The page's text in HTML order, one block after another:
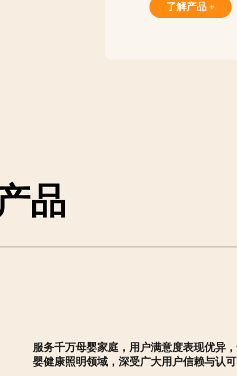
了解产品 +
品
服务千万母婴家庭，用户满意度表现优异
婴健康照明领域，深受广大用户信赖与认可